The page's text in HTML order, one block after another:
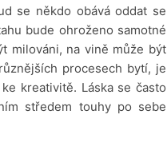
se někdo obává oddat se
bude ohroženo samotné
milováni, na vině může být
procesech bytí, je
kreativitě. Láska se často
středem touhy po sebe